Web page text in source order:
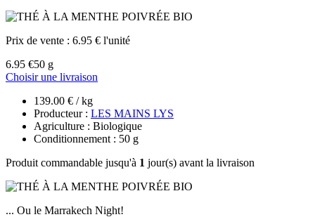
Prix de vente : 6.95 € l'unité
6.95 €50 g
Choisir une livraison
139.00 € / kg
Producteur : LES MAINS LYS
Agriculture : Biologique
Conditionnement : 50 g
Produit commandable jusqu'à 1 jour(s) avant la livraison
... Ou le Marrakech Night!